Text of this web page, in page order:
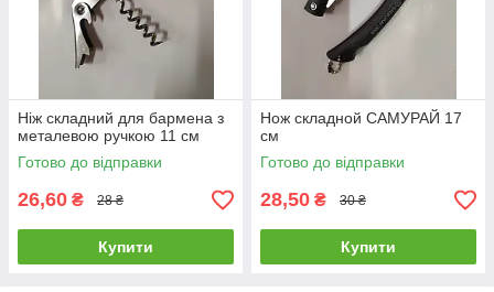
Ніж складний для бармена з
металевою ручкою 11 см
Готово до відправки
26,60 ₴ 28 ₴
Купити
Нож складной САМУРАЙ 17
см
Готово до відправки
28,50 ₴ 30 ₴
Купити